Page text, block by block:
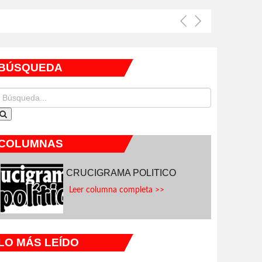
CRUCIGRAMA POLITICO
Leer columna completa >>
MÁS LEÍDO